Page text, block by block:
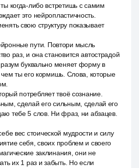
когда-либо встретишь с самим
это нейропластичность.
свою структуру показывает
пути. Повтори мысль
раз, и она становится автострадой
разум буквально меняет форму в
чем ты его кормишь. Слова, которые
потребляет твоё сознание.
сделай его сильным, сделай его
тебе 5 слов. Ни фраз, ни абзацев.
вес стоической мудрости и силу
себя, своих проблем и своего
заклинания, они не
их 1 раз и забыть. Но если